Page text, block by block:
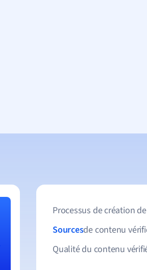
Processus de création
Sourcesde contenu
Qualité du contenu